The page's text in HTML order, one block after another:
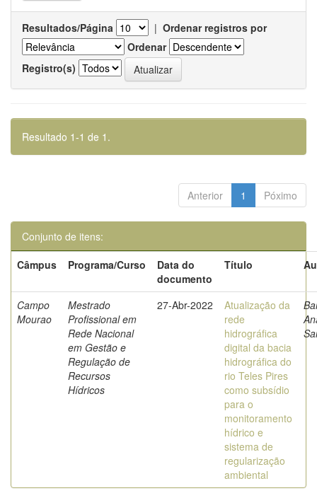
Resultados/Página | Ordenar registros por
Ordenar
Registro(s)
Resultado 1-1 de 1.
Anterior 1 Póximo
Conjunto de itens:
Câmpus
Programa/Curso
Data do
documento
Título
Campo
Mourao
Mestrado
Profissional em
Rede Nacional
em Gestão e
Regulação de
Recursos
Hídricos
27-Abr-2022
Atualização da
rede
hidrográfica
digital da bacia
hidrográfica do
rio Teles Pires
como subsídio
para o
monitoramento
hídrico e
sistema de
regularização
ambiental